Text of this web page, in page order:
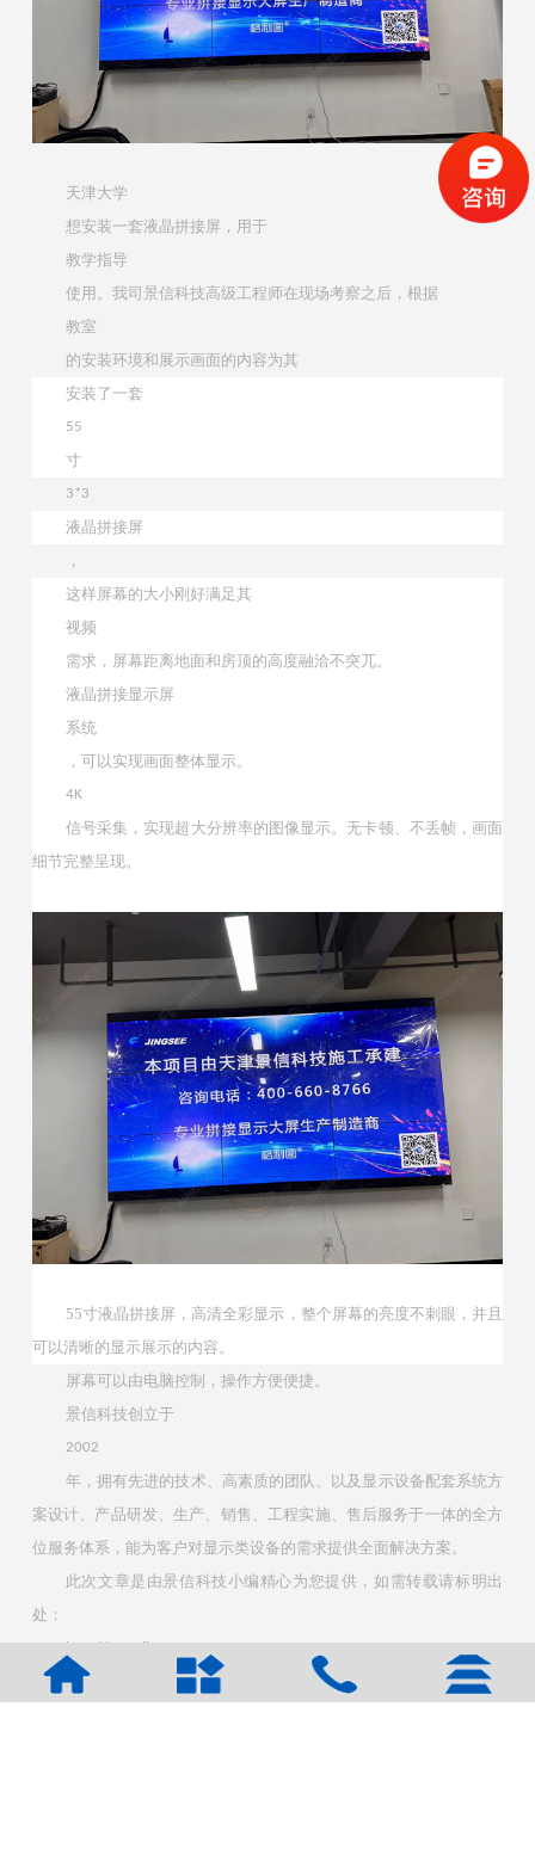
天津大学
想安装一套液晶拼接屏，用于
教学指导
使用。我司景信科技高级工程师在现场考察之后，根据
教室
的安装环境和展示画面的内容为其
安装了一套
55
寸
3*3
液晶拼接屏
，
这样屏幕的大小刚好满足其
视频
需求，屏幕距离地面和房顶的高度融洽不突兀。
液晶拼接显示屏
系统
，可以实现画面整体显示。
4K
信号采集，实现超大分辨率的图像显示。无卡顿、不丢帧，画面
细节完整呈现。
55寸液晶拼接屏，高清全彩显示，整个屏幕的亮度不刺眼，并且
可以清晰的显示展示的内容。
屏幕可以由电脑控制，操作方便便捷。
景信科技创立于
2002
年，拥有先进的技术、高素质的团队、以及显示设备配套系统方
案设计、产品研发、生产、销售、工程实施、售后服务于一体的全方
位服务体系，能为客户对显示类设备的需求提供全面解决方案。
此次文章是由景信科技小编精心为您提供，如需转载请标明出
处：